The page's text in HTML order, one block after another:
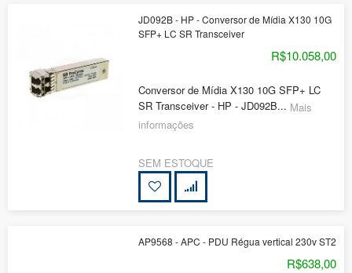
JD092B - HP - Conversor de Mídia X130 10G
SFP+ LC SR Transceiver
R$10.058,00
Conversor de Mídia X130 10G SFP+ LC
SR Transceiver - HP - JD092B... Mais
informações
SEM ESTOQUE
AP9568 - APC - PDU Régua vertical 230v ST2
R$638,00